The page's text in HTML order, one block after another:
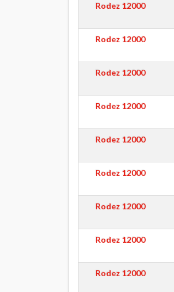
Rodez 12000
Rodez 12000
Rodez 12000
Rodez 12000
Rodez 12000
Rodez 12000
Rodez 12000
Rodez 12000
Rodez 12000